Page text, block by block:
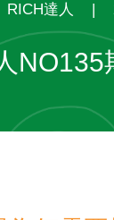
RICH達人 |
NO135